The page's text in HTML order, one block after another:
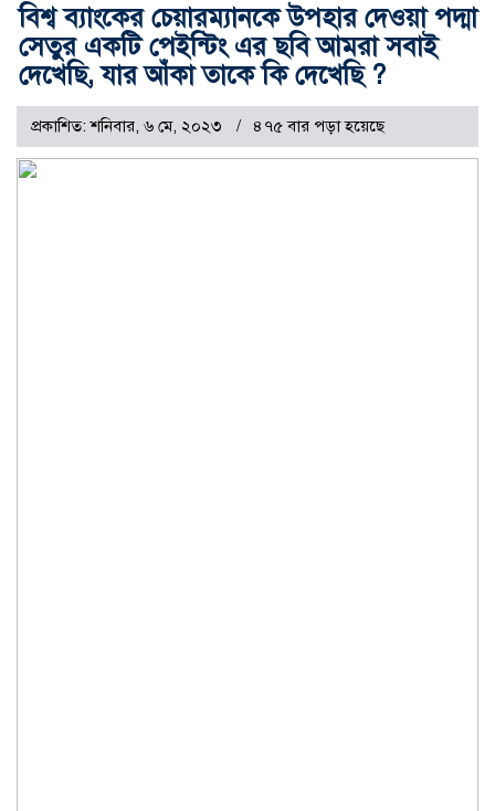
বিশ্ব ব্যাংকের চেয়ারম্যানকে উপহার দেওয়া পদ্মা
সেতুর একটি পেইন্টিং এর ছবি আমরা সবাই
দেখেছি, যার আঁকা তাকে কি দেখেছি ?
প্রকাশিত: শনিবার, ৬ মে, ২০২৩ ৪৭৫ বার পড়া হয়েছে